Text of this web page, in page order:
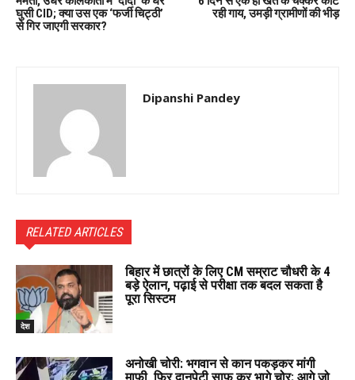
घुसी CID; क्या उस एक ‘फर्जी चिट्ठी’
से गिर जाएगी सरकार?
रही गाय, उमड़ी ग्रामीणों की भीड़
Dipanshi Pandey
RELATED ARTICLES
देश
बिहार में छात्रों के लिए CM सम्राट चौधरी के 4
बड़े ऐलान, पढ़ाई से परीक्षा तक बदल सकता है
पूरा सिस्टम
अनोखी चोरी: भगवान से कान पकड़कर मांगी